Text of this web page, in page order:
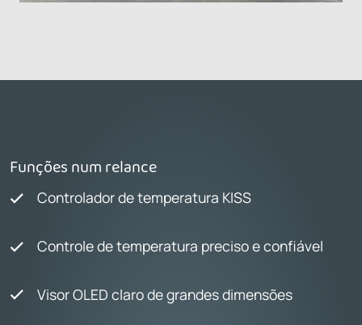
Funções num relance
Controlador de temperatura KISS
Controle de temperatura preciso e confiável
Visor OLED claro de grandes dimensões